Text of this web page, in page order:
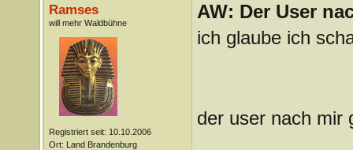
Ramses
will mehr Waldbühne
Registriert seit: 10.10.2006
Ort: Land Brandenburg
AW: Der User
ich glaube ich
der user nach mir